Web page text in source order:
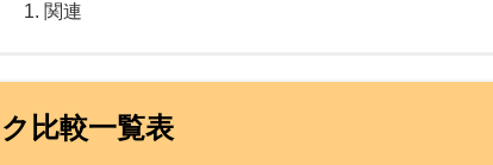
関連
比較一覧表